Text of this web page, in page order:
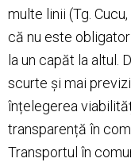
multe linii (Tg.
că nu este
la un capăt la altul.
scurte și mai
înțelegerea
transparență în
Transportul în